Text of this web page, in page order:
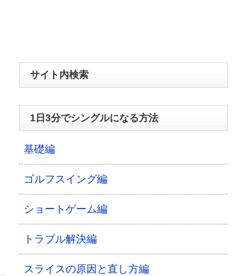
サイト内検索
1日3分でシングルになる方法
基礎編
ゴルフスイング編
ショートゲーム編
トラブル解決編
スライスの原因と直し方編